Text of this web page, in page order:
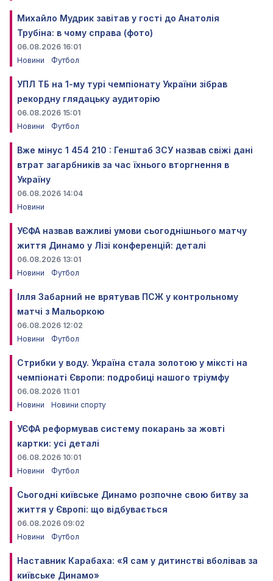
Михайло Мудрик завітав у гості до Анатолія
Трубіна: в чому справа (фото)
06.08.2026 16:01
Новини
Футбол
УПЛ ТБ на 1-му турі чемпіонату України зібрав
рекордну глядацьку аудиторію
06.08.2026 15:01
Новини
Футбол
Вже мінус 1 454 210 : Генштаб ЗСУ назвав свіжі дані
втрат загарбників за час їхнього вторгнення в
Україну
06.08.2026 14:04
Новини
УЄФА назвав важливі умови сьогоднішнього матчу
життя Динамо у Лізі конференцій: деталі
06.08.2026 13:01
Новини
Футбол
Ілля Забарний не врятував ПСЖ у контрольному
матчі з Мальоркою
06.08.2026 12:02
Новини
Футбол
Стрибки у воду. Україна стала золотою у міксті на
чемпіонаті Європи: подробиці нашого тріумфу
06.08.2026 11:01
Новини
Новини спорту
УЄФА реформував систему покарань за жовті
картки: усі деталі
06.08.2026 10:01
Новини
Футбол
Сьогодні київське Динамо розпочне свою битву за
життя у Європі: що відбувається
06.08.2026 09:02
Новини
Футбол
Наставник Карабаха: «Я сам у дитинстві вболівав за
київське Динамо»